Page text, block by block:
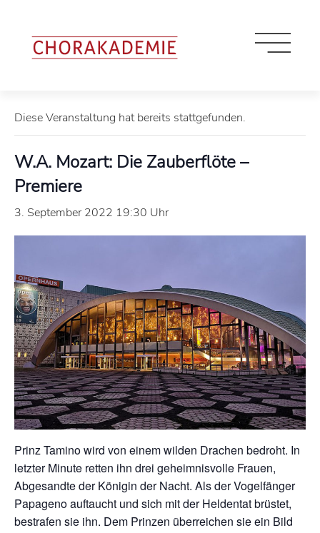
Diese Veranstaltung hat bereits stattgefunden.
W.A. Mozart: Die Zauberflöte –
Premiere
3. September 2022 19:30 Uhr
Prinz Tamino wird von einem wilden Drachen bedroht. In
letzter Minute retten ihn drei geheimnisvolle Frauen,
Abgesandte der Königin der Nacht. Als der Vogelfänger
Papageno auftaucht und sich mit der Heldentat brüstet,
bestrafen sie ihn. Dem Prinzen überreichen sie ein Bild